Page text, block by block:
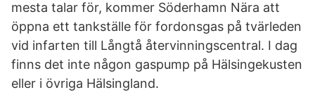
mesta talar för, kommer Söderhamn Nära att
öppna ett tankställe för fordonsgas på tvärleden
vid infarten till Långtå återvinningscentral. I dag
finns det inte någon gaspump på Hälsingekusten
eller i övriga Hälsingland.